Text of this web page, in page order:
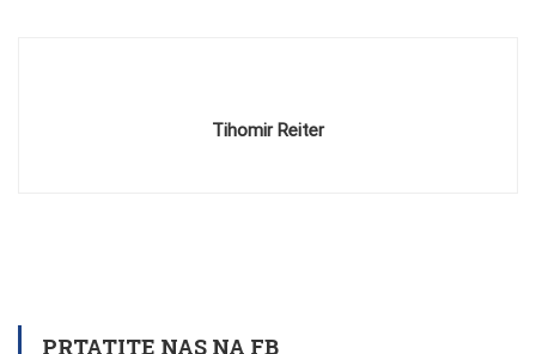
Tihomir Reiter
PRTATITE NAS NA FB